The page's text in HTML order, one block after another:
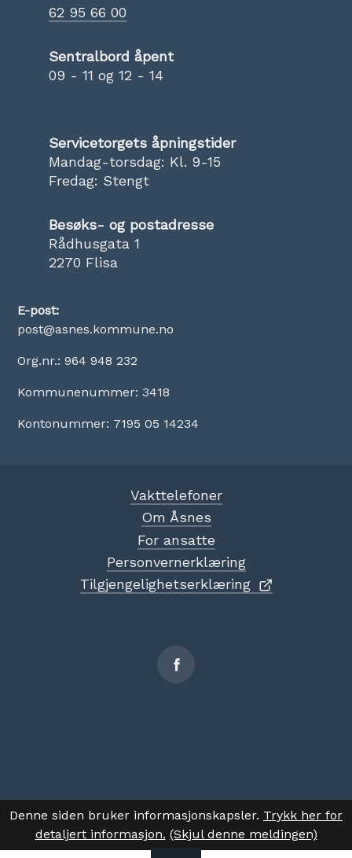
62 95 66 00
Sentralbord åpent
09 - 11 og 12 - 14
Servicetorgets åpningstider
Mandag-torsdag: Kl. 9-15
Fredag: Stengt
Besøks- og postadresse
Rådhusgata 1
2270 Flisa
E-post:
post@asnes.kommune.no
Org.nr.: 964 948 232
Kommunenummer: 3418
Kontonummer: 7195 05 14234
Vakttelefoner
Om Åsnes
For ansatte
Personvernerklæring
Tilgjengelighetserklæring
Denne siden bruker informasjonskapsler. Trykk her for
detaljert informasjon. (Skjul denne meldingen)